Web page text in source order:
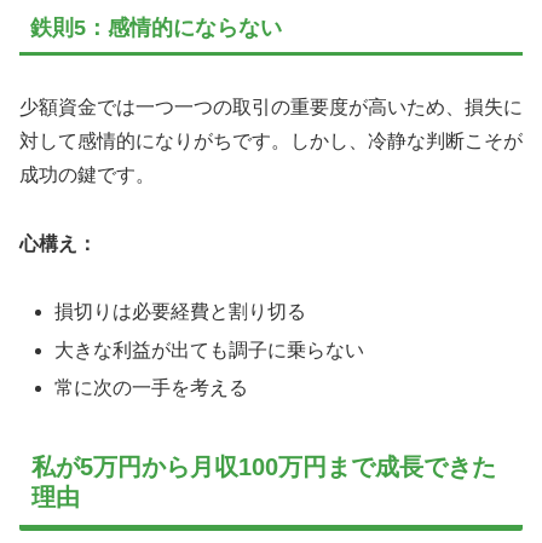
鉄則5：感情的にならない
少額資金では一つ一つの取引の重要度が高いため、損失に
対して感情的になりがちです。しかし、冷静な判断こそが
成功の鍵です。
心構え：
損切りは必要経費と割り切る
大きな利益が出ても調子に乗らない
常に次の一手を考える
私が5万円から月収100万円まで成長できた
理由